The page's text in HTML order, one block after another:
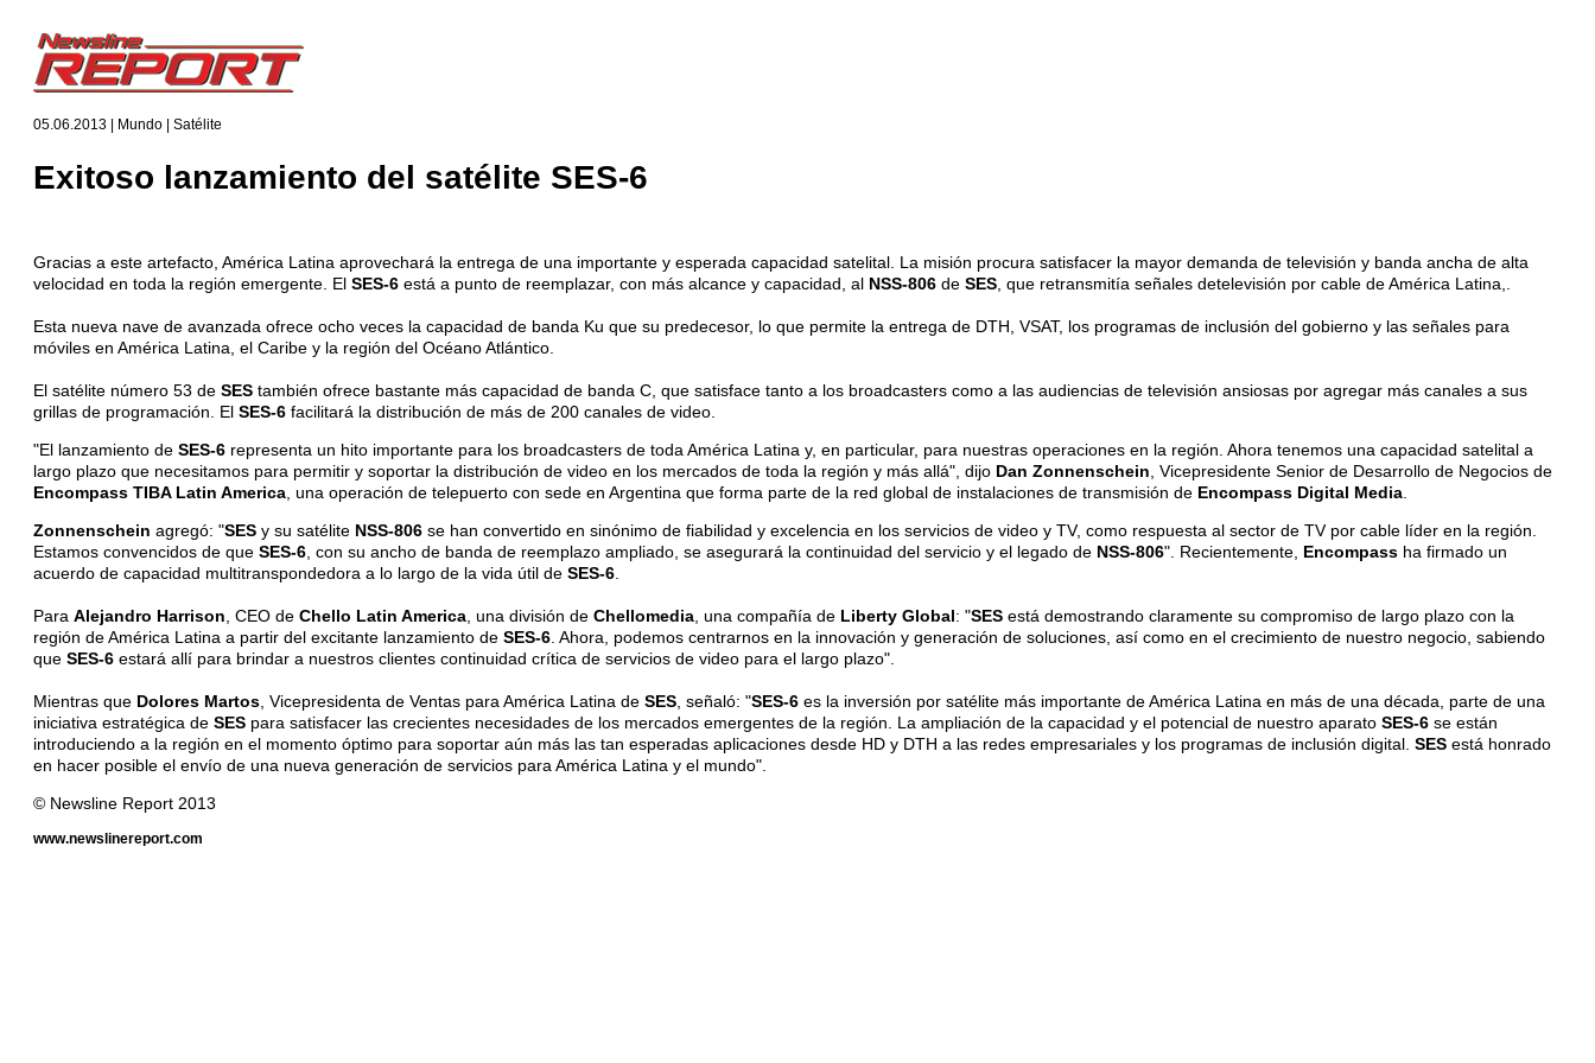
05.06.2013 | Mundo | Satélite
Exitoso lanzamiento del satélite SES-6
Gracias a este artefacto, América Latina aprovechará la entrega de una importante y esperada capacidad satelital. La misión procura satisfacer la mayor demanda de televisión y banda ancha de alta
velocidad en toda la región emergente. El SES-6 está a punto de reemplazar, con más alcance y capacidad, al NSS-806 de SES , que retransmitía señales detelevisión por cable de América Latina,.
Esta nueva nave de avanzada ofrece ocho veces la capacidad de banda Ku que su predecesor, lo que permite la entrega de DTH, VSAT, los programas de inclusión del gobierno y las señales para
móviles en América Latina, el Caribe y la región del Océano Atlántico.
El satélite número 53 de SES también ofrece bastante más capacidad de banda C, que satisface tanto a los broadcasters como a las audiencias de televisión ansiosas por agregar más canales a sus
grillas de programación. El SES-6 facilitará la distribución de más de 200 canales de video.
"El lanzamiento de SES-6 representa un hito importante para los broadcasters de toda América Latina y, en particular, para nuestras operaciones en la región. Ahora tenemos una capacidad satelital a
largo plazo que necesitamos para permitir y soportar la distribución de video en los mercados de toda la región y más allá", dijo Dan Zonnenschein , Vicepresidente Senior de Desarrollo de Negocios de
Encompass TIBA Latin America , una operación de telepuerto con sede en Argentina que forma parte de la red global de instalaciones de transmisión de Encompass Digital Media
Zonnenschein agregó: "SES y su satélite NSS-806 se han convertido en sinónimo de fiabilidad y excelencia en los servicios de video y TV, como respuesta al sector de TV por cable líder en la región.
Estamos convencidos de que SES-6 , con su ancho de banda de reemplazo ampliado, se asegurará la continuidad del servicio y el legado de NSS-806". Recientemente, Encompass ha firmado un
acuerdo de capacidad multitranspondedora a lo largo de la vida útil de SES-6
Para Alejandro Harrison , CEO de Chello Latin America , una división de Chellomedia , una compañía de Liberty Global: "SES está demostrando claramente su compromiso de largo plazo con la
región de América Latina a partir del excitante lanzamiento de SES-6 . Ahora, podemos centrarnos en la innovación y generación de soluciones, así como en el crecimiento de nuestro negocio, sabiendo
que SES-6 estará allí para brindar a nuestros clientes continuidad crítica de servicios de video para el largo plazo".
Mientras que Dolores Martos , Vicepresidenta de Ventas para América Latina de SES , señaló: "SES-6 es la inversión por satélite más importante de América Latina en más de una década, parte de una
iniciativa estratégica de SES para satisfacer las crecientes necesidades de los mercados emergentes de la región. La ampliación de la capacidad y el potencial de nuestro aparato SES-6 se están
introduciendo a la región en el momento óptimo para soportar aún más las tan esperadas aplicaciones desde HD y DTH a las redes empresariales y los programas de inclusión digital. SES está honrado
en hacer posible el envío de una nueva generación de servicios para América Latina y el mundo"
© Newsline Report 2013
www.newslinereport.com